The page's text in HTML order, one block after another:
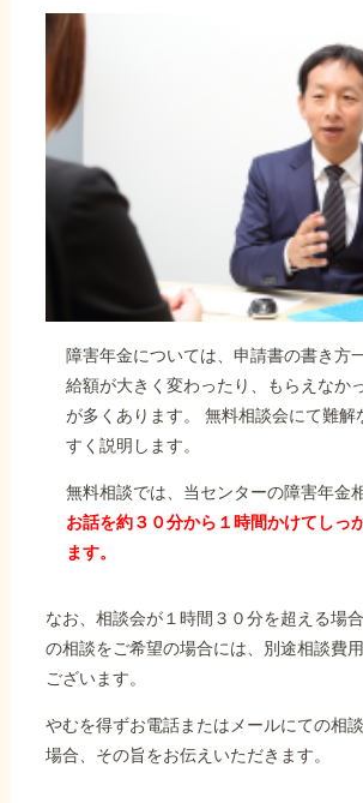
障害年金については、申請書の書き方
給額が大きく変わったり、もらえなか
が多くあります。 無料相談会にて難解
すく説明します。
無料相談では、当センターの障害年金
お話を約３０分から１時間かけてしっ
ます。
なお、相談会が１時間３０分を超える場
の相談をご希望の場合には、別途相談費
ございます。
やむを得ずお電話またはメールにての相
場合、その旨をお伝えいただきます。